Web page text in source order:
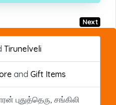
Next
Tirunelveli
and Gift Items
புதுத்தெரு, சங்கிலி